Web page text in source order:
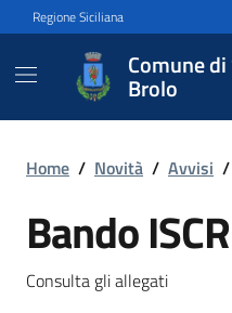
Vai ai contenuti
Vai al footer
Regione Siciliana
Comune
Brolo
Bando
Home / Novità / Avvisi /
Bando
Consulta gli allegati